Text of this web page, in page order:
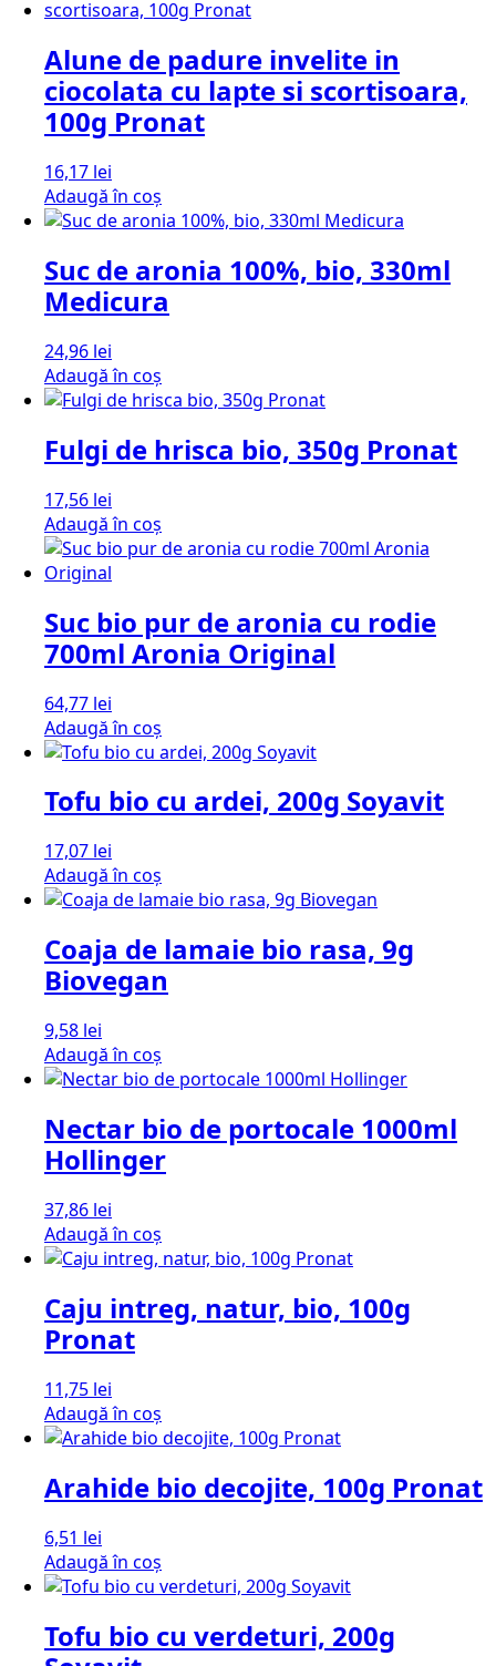
Alune de padure invelite in
ciocolata cu lapte si scortisoara,
100g Pronat
16,17 lei
Adaugă în coș
Suc de aronia 100%, bio, 330ml
Medicura
24,96 lei
Adaugă în coș
Fulgi de hrisca bio, 350g Pronat
17,56 lei
Adaugă în coș
Suc bio pur de aronia cu rodie
700ml Aronia Original
64,77 lei
Adaugă în coș
Tofu bio cu ardei, 200g Soyavit
17,07 lei
Adaugă în coș
Coaja de lamaie bio rasa, 9g
Biovegan
9,58 lei
Adaugă în coș
Nectar bio de portocale 1000ml
Hollinger
37,86 lei
Adaugă în coș
Caju intreg, natur, bio, 100g
Pronat
11,75 lei
Adaugă în coș
Arahide bio decojite, 100g Pronat
6,51 lei
Adaugă în coș
Tofu bio cu verdeturi, 200g